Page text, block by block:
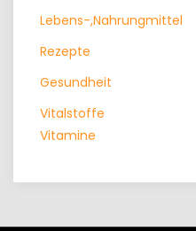
Lebens-,Nahrungmittel
Rezepte
Gesundheit
Vitalstoffe
Vitamine